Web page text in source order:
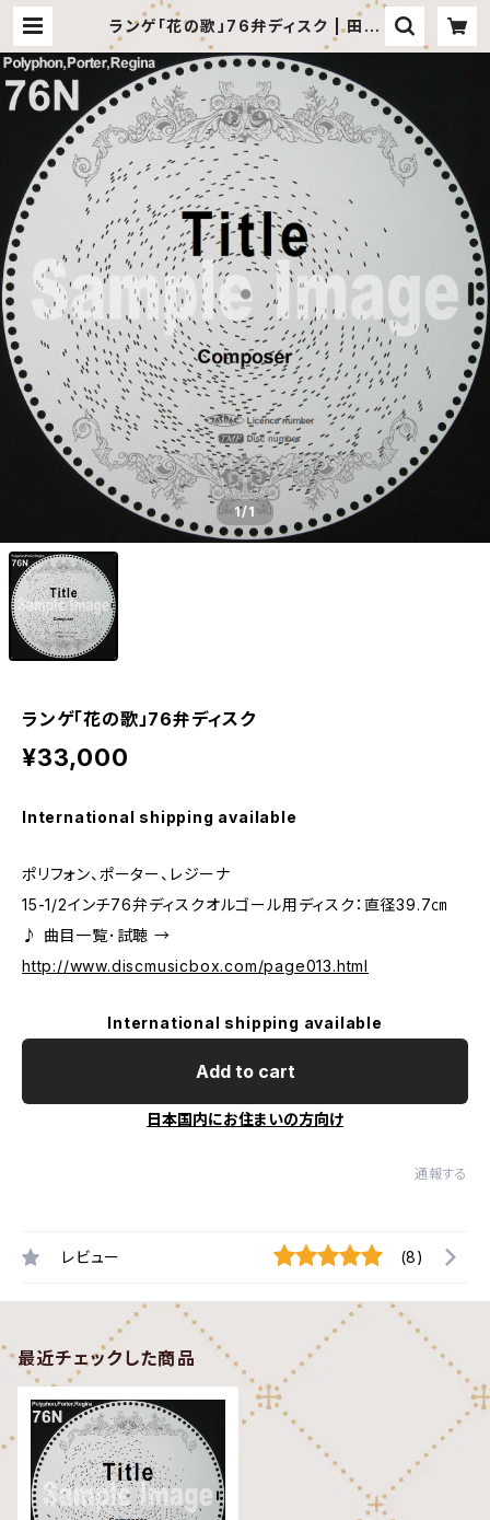
ランゲ「花の歌」76弁ディスク | 田代
音楽工房 オンラインショップ
1/1
ランゲ「花の歌」76弁ディスク
¥33,000
International shipping available
ポリフォン、ポーター、レジーナ
15-1/2インチ76弁ディスクオルゴール用ディスク：直径39.7㎝
♪ 曲目一覧･試聴 →
http://www.discmusicbox.com/page013.html
International shipping available
Add to cart
日本国内にお住まいの方向け
通報する
レビュー (8)
最近チェックした商品